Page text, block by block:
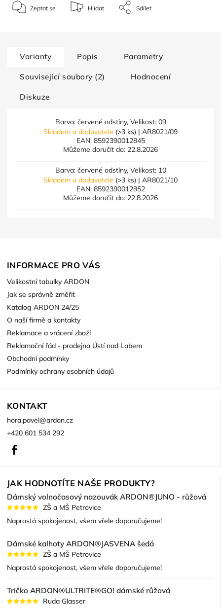
Zeptat se Hlídat Sdílet
Varianty Popis Parametry
Související soubory (2) Hodnocení
Diskuze
Barva: červené odstíny, Velikost: 09
Skladem u dodavatele (>3 ks) | AR8021/09
EAN: 8592390012845
Můžeme doručit do: 22.8.2026
Barva: červené odstíny, Velikost: 10
Skladem u dodavatele (>3 ks) | AR8021/10
EAN: 8592390012852
Můžeme doručit do: 22.8.2026
INFORMACE PRO VÁS
Velikostní tabulky ARDON
Jak se správně změřit
Katalog ARDON 24/25
O naší firmě a kontakty
Reklamace a vrácení zboží
Reklamační řád - prodejna Ústí nad Labem
Obchodní podmínky
Podmínky ochrany osobních údajů
KONTAKT
hora.pavel@ardon.cz
+420 601 534 292
JAK HODNOTÍTE NAŠE PRODUKTY?
Dámský volnočasový nazouvák ARDON®JUNO - růžová
ZŠ a MŠ Petrovice
Naprostá spokojenost, všem vřele doporučujeme!
Dámské kalhoty ARDON®JASVENA šedá
ZŠ a MŠ Petrovice
Naprostá spokojenost, všem vřele doporučujeme!
Tričko ARDON®ULTRITE®GO! dámské růžová
Ruda Glasser